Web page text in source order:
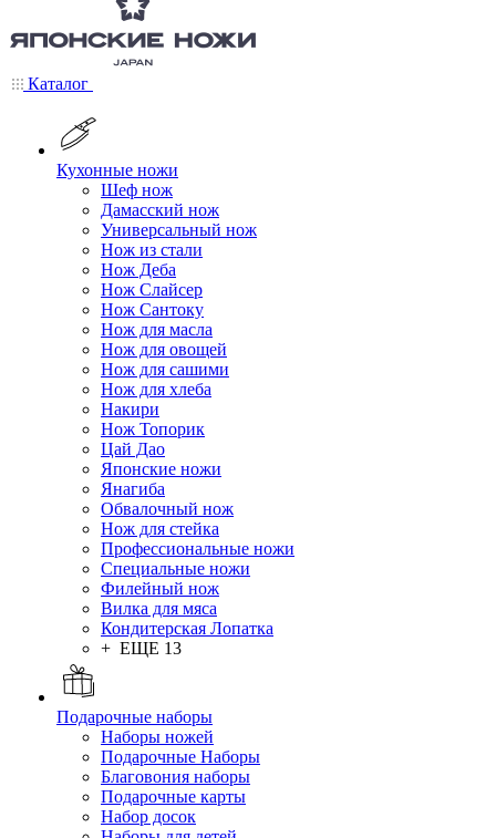
Каталог
Кухонные ножи
Шеф нож
Дамасский нож
Универсальный нож
Нож из стали
Нож Деба
Нож Слайсер
Нож Сантоку
Нож для масла
Нож для овощей
Нож для сашими
Нож для хлеба
Накири
Нож Топорик
Цай Дао
Японские ножи
Янагиба
Обвалочный нож
Нож для стейка
Профессиональные ножи
Специальные ножи
Филейный нож
Вилка для мяса
Кондитерская Лопатка
+ ЕЩЕ 13
Подарочные наборы
Наборы ножей
Подарочные Наборы
Благовония наборы
Подарочные карты
Набор досок